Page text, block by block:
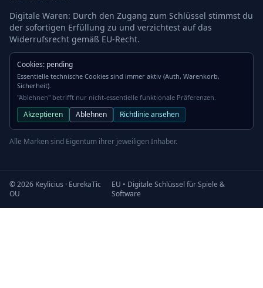
Digitale Waren: Durch den Zugang zum Schlüssel stimmst du
der sofortigen Erfüllung zu und verzichtest auf das
Widerrufsrecht gemäß EU-Recht.
Cookies: pending
Essentielle technische Cookies sind immer aktiv (Auth, Warenkorb,
Sicherheit).
"Ablehnen" betrifft nur nicht-essentielle funktionale Präferenzen.
Akzeptieren Ablehnen Richtlinie ansehen
Alle Marken sind Eigentum ihrer jeweiligen Inhaber.
©2026 Keylicius · EurekaTic
OU
EU • Digitale Schlüssel für Spiele &
Software